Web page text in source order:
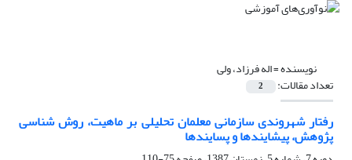
نویسنده =اله فرزاد، ولی
تعداد مقالات: 2
رفتار شهروندی سازمانی معلمان تحلیلی بر ماهیت، روش شناسی
پژوهش، پیشایندها و پسایندها